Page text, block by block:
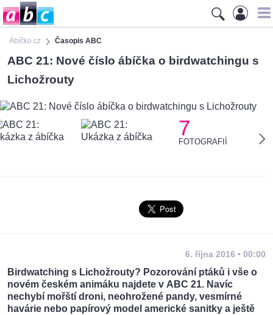
Ábíčko.cz Časopis ABC
ABC 21: Nové číslo ábíčka o birdwatchingu s
Lichožrouty
7
FOTOGRAFIÍ
6. října 2016 • 00:00
Birdwatching s Lichožrouty? Pozorování ptáků i vše o
novém českém animáku najdete v ABC 21. Navíc
nechybí mořští droni, neohrožené pandy, vesmírné
havárie nebo papírový model americké sanitky a ještě